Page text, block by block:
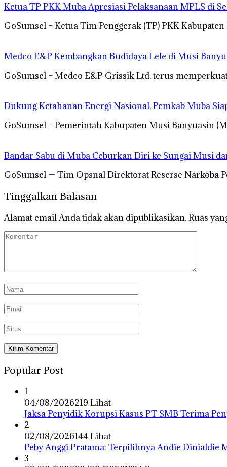
Ketua TP PKK Muba Apresiasi Pelaksanaan MPLS di
GoSumsel – Ketua Tim Penggerak (TP) PKK
Medco E&P Kembangkan Budidaya Lele di Musi
GoSumsel – Medco E&P Grissik Ltd. terus
Dukung Ketahanan Energi Nasional, Pemkab Muba
GoSumsel – Pemerintah Kabupaten Musi Banyuasin
Bandar Sabu di Muba Ceburkan Diri ke Sungai Musi
GoSumsel — Tim Opsnal Direktorat Reserse Narkoba
Tinggalkan Balasan
Alamat email Anda tidak akan dipublikasikan.Ruas
Popular Post
1
04/08/2026219 Lihat
Jaksa Penyidik Korupsi Kasus PT SMB Terima
2
02/08/2026144 Lihat
Peby Anggi Pratama: Terpilihnya Andie Dinialdie
3